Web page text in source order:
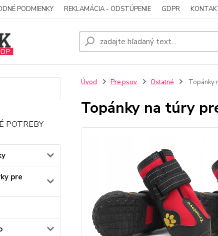
PODMIENKY REKLAMÁCIA - ODSTÚPENIE GDPR
POTREBY
pre
Úvod Pre psov Ostatné Topánky
Topánky na túry